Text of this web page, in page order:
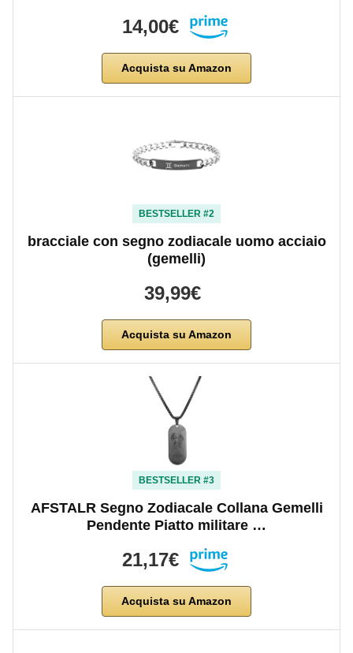
14,00€
Acquista su Amazon
BESTSELLER #2
bracciale con segno zodiacale uomo acciaio
(gemelli)
39,99€
Acquista su Amazon
BESTSELLER #3
AFSTALR Segno Zodiacale Collana Gemelli
Pendente Piatto militare …
21,17€
Acquista su Amazon